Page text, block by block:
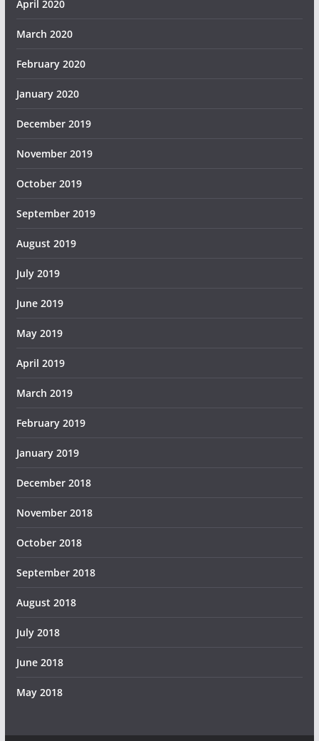
April 2020
March 2020
February 2020
January 2020
December 2019
November 2019
October 2019
September 2019
August 2019
July 2019
June 2019
May 2019
April 2019
March 2019
February 2019
January 2019
December 2018
November 2018
October 2018
September 2018
August 2018
July 2018
June 2018
May 2018